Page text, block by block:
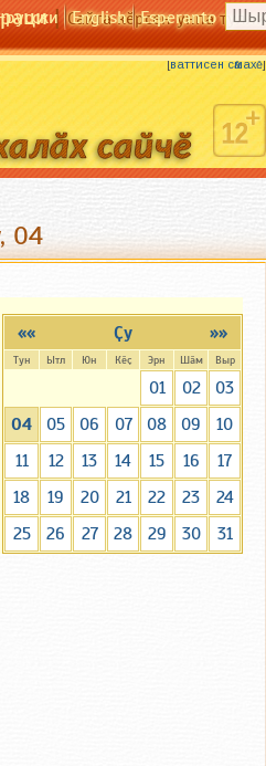
|Сайта кӗрсен унпа
English Esperanto
Качакан сухалӗ вӑрӑм та ӑсӗ кӗске.
[ваттисен сӑмахӗ]
04
»»
«« Ҫу
Тун Ытл Юн Кӗҫ Эрн Шӑм Выр
01 02
03
04
05 06 07 08 09
10
11
12 13 14 15 16
17
18
19 20 21 22 23
24
25
26 27 28 29 30 31